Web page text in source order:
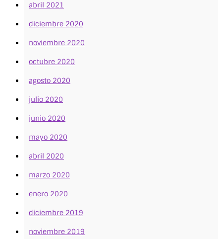
abril 2021
diciembre 2020
noviembre 2020
octubre 2020
agosto 2020
julio 2020
junio 2020
mayo 2020
abril 2020
marzo 2020
enero 2020
diciembre 2019
noviembre 2019